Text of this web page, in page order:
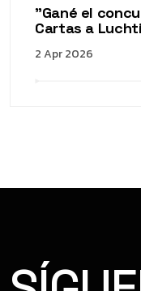
"Gané el
Cartas a
2 Apr 2026